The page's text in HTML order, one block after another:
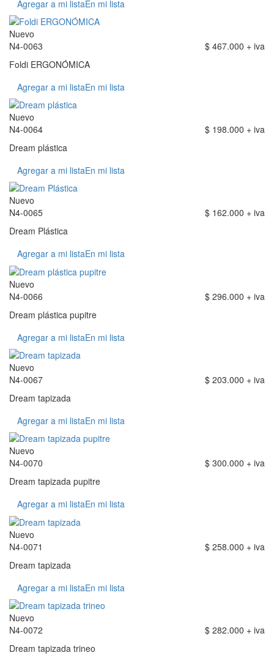
Agregar a mi listaEn mi lista
Nuevo
N4-0063
$ 467.000 + iva
Foldi ERGONÓMICA
Agregar a mi listaEn mi lista
Nuevo
N4-0064
$ 198.000 + iva
Dream plástica
Agregar a mi listaEn mi lista
Nuevo
N4-0065
$ 162.000 + iva
Dream Plástica
Agregar a mi listaEn mi lista
Nuevo
N4-0066
$ 296.000 + iva
Dream plástica pupitre
Agregar a mi listaEn mi lista
Nuevo
N4-0067
$ 203.000 + iva
Dream tapizada
Agregar a mi listaEn mi lista
Nuevo
N4-0070
$ 300.000 + iva
Dream tapizada pupitre
Agregar a mi listaEn mi lista
Nuevo
N4-0071
$ 258.000 + iva
Dream tapizada
Agregar a mi listaEn mi lista
Nuevo
N4-0072
$ 282.000 + iva
Dream tapizada trineo